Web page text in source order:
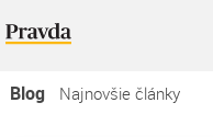
Blog
Najnovšie články